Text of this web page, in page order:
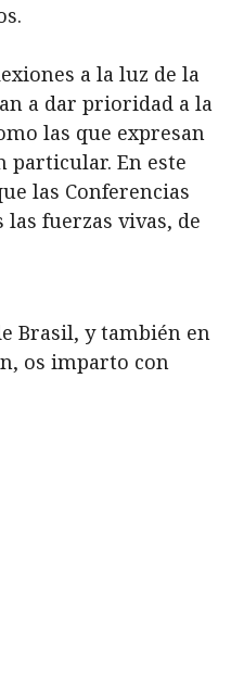
a la luz de la
a dar prioridad a la
las que expresan
particular. En este
las Conferencias
fuerzas vivas, de
Brasil, y también en
os imparto con